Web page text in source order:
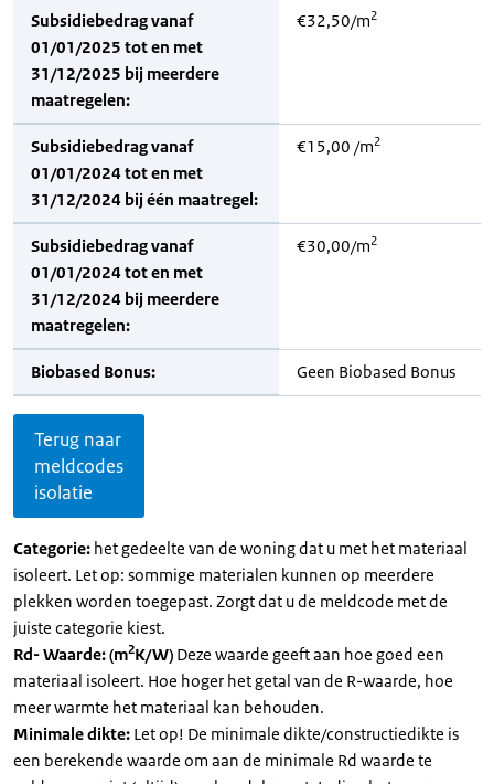
Subsidiebedrag vanaf
01/01/2025 tot en met
31/12/2025 bij meerdere
maatregelen:
€32,50/m2
Subsidiebedrag vanaf
01/01/2024 tot en met
31/12/2024 bij één maatregel:
€15,00 /m2
Subsidiebedrag vanaf
01/01/2024 tot en met
31/12/2024 bij meerdere
maatregelen:
€30,00/m2
Biobased Bonus: Geen Biobased Bonus
Terug naar
meldcodes
isolatie
Categorie: het gedeelte van de woning dat u met het materiaal
isoleert. Let op: sommige materialen kunnen op meerdere
plekken worden toegepast. Zorgt dat u de meldcode met de
juiste categorie kiest.
Rd- Waarde: (m2K/W) Deze waarde geeft aan hoe goed een
materiaal isoleert. Hoe hoger het getal van de R-waarde, hoe
meer warmte het materiaal kan behouden.
Minimale dikte: Let op! De minimale dikte/constructiedikte is
een berekende waarde om aan de minimale Rd waarde te